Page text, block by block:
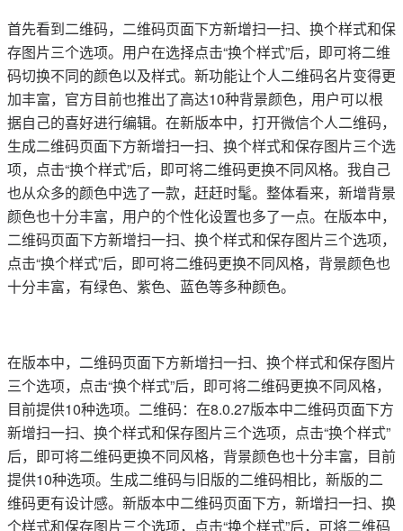
首先看到二维码，二维码页面下方新增扫一扫、换个样式和保
存图片三个选项。用户在选择点击“换个样式”后，即可将二维
码切换不同的颜色以及样式。新功能让个人二维码名片变得更
加丰富，官方目前也推出了高达10种背景颜色，用户可以根
据自己的喜好进行编辑。在新版本中，打开微信个人二维码，
生成二维码页面下方新增扫一扫、换个样式和保存图片三个选
项，点击“换个样式”后，即可将二维码更换不同风格。我自己
也从众多的颜色中选了一款，赶赶时髦。整体看来，新增背景
颜色也十分丰富，用户的个性化设置也多了一点。在版本中，
二维码页面下方新增扫一扫、换个样式和保存图片三个选项，
点击“换个样式”后，即可将二维码更换不同风格，背景颜色也
十分丰富，有绿色、紫色、蓝色等多种颜色。
在版本中，二维码页面下方新增扫一扫、换个样式和保存图片
三个选项，点击“换个样式”后，即可将二维码更换不同风格，
目前提供10种选项。二维码：在8.0.27版本中二维码页面下方
新增扫一扫、换个样式和保存图片三个选项，点击“换个样式”
后，即可将二维码更换不同风格，背景颜色也十分丰富，目前
提供10种选项。生成二维码与旧版的二维码相比，新版的二
维码更有设计感。新版本中二维码页面下方，新增扫一扫、换
个样式和保存图片三个选项，点击“换个样式”后，可将二维码